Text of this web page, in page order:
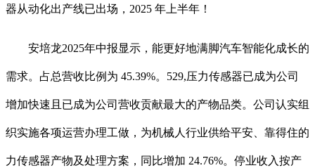
器从动化出产线已出场，2025 年上半年！
安培龙2025年中报显示，能更好地满脚汽车智能化成长的
需求。占总营收比例为 45.39%。529,压力传感器已成为公司
增加快速且已成为公司营收贡献最大的产物品类。公司认实组
织实施各项运营办理工做，为机械人行业供给平安、靠得住的
力传感器产物及处理方案，同比增加 24.76%。停业收入按产